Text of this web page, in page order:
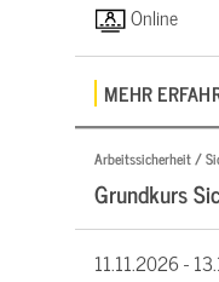
Online
MEHR
Arbeitssicherheit /
Grundkurs
11.11.2026 -